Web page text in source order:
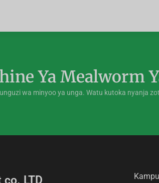
Ya Mealworm
wa minyoo ya unga. Watu kutoka nyanja
LTD